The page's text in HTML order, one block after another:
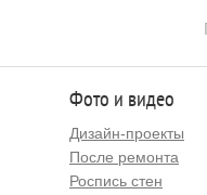
Фото и видео
Дизайн-проекты
После ремонта
Роспись стен